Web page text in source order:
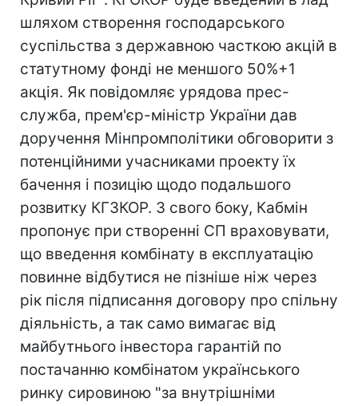
шляхом створення господарського
суспільства з державною часткою акцій в
статутному фонді не меншого 50%+1
акція. Як повідомляє урядова прес-
служба, прем'єр-міністр України дав
доручення Мінпромполітики обговорити з
потенційними учасниками проекту їх
бачення і позицію щодо подальшого
розвитку КГЗКОР. З свого боку, Кабмін
пропонує при створенні СП враховувати,
що введення комбінату в експлуатацію
повинне відбутися не пізніше ніж через
рік після підписання договору про спільну
діяльність, а так само вимагає від
майбутнього інвестора гарантій по
постачанню комбінатом українського
ринку сировиною "за внутрішніми